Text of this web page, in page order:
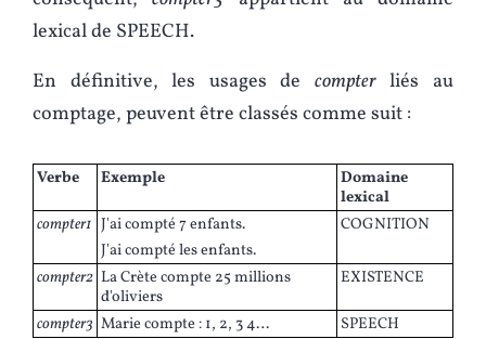
lexical de SPEECH.
En définitive, les usages de compterliés au
comptage, peuvent être classés comme suit :
Verbe Exemple
Domaine
lexical
compter1 J'ai compté 7 enfants.
COGNITION
J'ai compté les enfants.
compter2 La Crète compte 25 millions
d'oliviers
EXISTENCE
compter3 Marie compte : 1, 2, 3 4… SPEECH